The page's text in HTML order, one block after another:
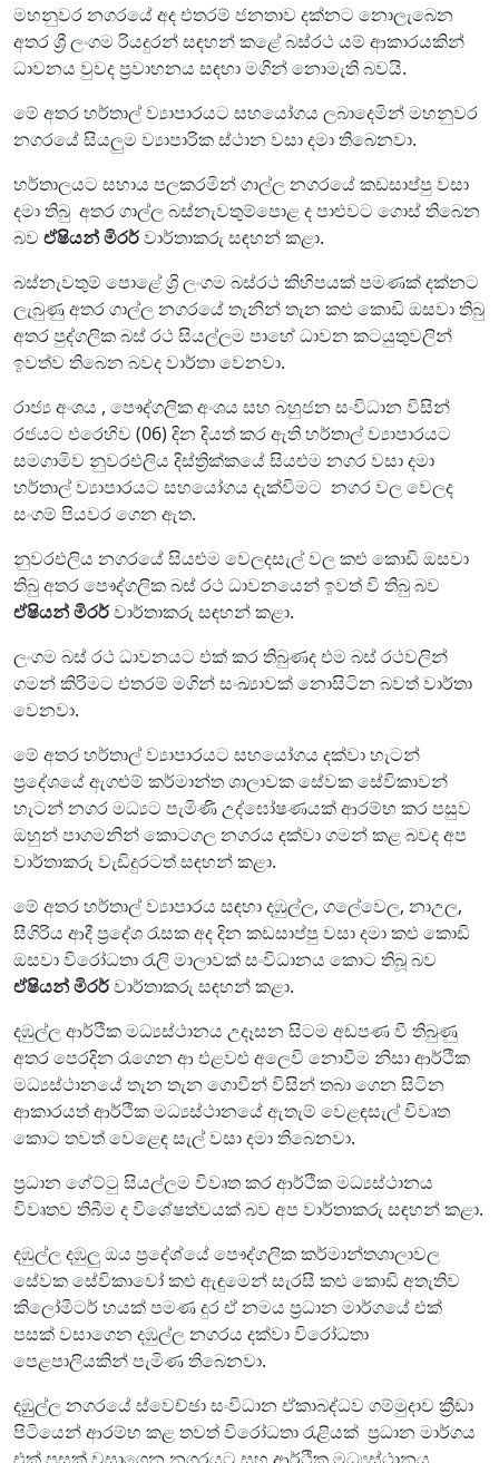
මහනුවර නගරයේ අද එතරම් ජනතාව දක්නට නොලැබෙන
අතර ශ්‍රී ලංගම රියදුරන් සඳහන් කළේ බස්රථ යම් ආකාරයකින්
ධාවනය වුවද ප්‍රවාහනය සඳහා මගින් නොමැති බවයි.
මේ අතර හර්තාල් ව්‍යාපාරයට සහයෝගය ලබාදෙමින් මහනුවර
නගරයේ සියලුම ව්‍යාපාරික ස්ථාන වසා දමා තිබෙනවා.
හර්තාලයට සහාය පලකරමින් ගාල්ල නගරයේ කඩසාප්පු වසා
දමා තිබු අතර ගාල්ල බස්නැවතුම්පොළ ද පාළුවට ගොස් තිබෙන
බව ඒෂියන් මිරර්වාර්තාකරු සඳහන් කළා.
බස්නැවතුම් පොළේ ශ්‍රි ලංගම බස්රථ කිහිපයක් පමණක් දක්නට
ලැබුණු අතර ගාල්ල නගරයේ තැනින් තැන කළු කොඩි ඔසවා තිබු
අතර පුද්ගලික බස් රථ සියල්ලම පාහේ ධාවන කටයුතුවලින්
ඉවත්ව තිබෙන බවද වාර්තා වෙනවා.
රාජ්‍ය අංශය , පෞද්ගලික අංශය සහ බහුජන සංවිධාන විසින්
රජයට එරෙහිව (06) දින දියත් කර ඇති හර්තාල් ව්‍යාපාරයට
සමගාමිව නුවරඑලිය දිස්ත්‍රික්කයේ සියළුම නගර වසා දමා
හර්තාල් ව්‍යාපාරයට සහයෝගය දැක්විමට නගර වල වෙලද
සංගම් පියවර ගෙන ඇත.
නුවරඑලිය නගරයේ සියළුම වෙලදසැල් වල කළු කොඩි ඔසවා
තිබු අතර පෞද්ගලික බස් රථ ධාවනයෙන් ඉවත් වි තිබු බව
ඒෂියන් මිරර්වාර්තාකරු සඳහන් කළා.
ලංගම බස් රථ ධාවනයට එක් කර තිබුණද එම බස් රථවලින්
ගමන් කිරිමට එතරම් මගින් සංඛ්‍යාවක් නොසිටින බවත් වාර්තා
වෙනවා.
මේ අතර හර්තාල් ව්‍යාපාරයට සහයෝගය දක්වා හැටන්
ප්‍රදේශයේ ඇගළුම් කර්මාන්ත ශාලාවක සේවක සේවිකාවන්
හැටන් නගර මධ්‍යට පැමිණි උද්ඝෝෂණයක් ආරම්භ කර පසුව
ඔහුන් පාගමනින් කොටගල නගරය දක්වා ගමන් කළ බවද අප
වාර්තාකරු වැඩිදුරටත් සඳහන් කළා.
මේ අතර හර්තාල් ව්‍යාපාරය සඳහා දඹුල්ල, ගලේවෙල, නාඋල,
සීගිරිය ආදී ප්‍රදේශ රැසක අද දින කඩසාප්පු වසා දමා කළු කොඩි
ඔසවා විරෝධතා රැලි මාලාවක් සංවිධානය කොට තිබූ බව
ඒෂියන් මිරර්වාර්තාකරු සඳහන් කළා.
දඹුල්ල ආර්ථික මධ්‍යස්ථානය උදෑසන සිටම අඩපණ වී තිබුණු
අතර පෙරදින රැගෙන ආ එළවළු අලෙවි නොවීම නිසා ආර්ථික
මධ්‍යස්ථානයේ තැන තැන ගොවීන් විසින් තබා ගෙන සිටින
ආකාරයත් ආර්ථික මධ්‍යස්ථානයේ ඇතැම් වෙළඳසැල් විවෘත
කොට තවත් වෙළෙඳ සැල් වසා දමා තිබෙනවා.
ප්‍රධාන ගේට්ටු සියල්ලම විවෘත කර ආර්ථික මධ්‍යස්ථානය
විවෘතව තිබීම ද විශේෂත්වයක් බව අප වාර්තාකරු සඳහන් කළා.
දඹුල්ල දඹුලු ඔය ප්‍රදේශ්යේ පෞද්ගලික කර්මාන්තශාලාවල
සේවක සේවිකාවෝ කළු ඇඳුමෙන් සැරසී කළු කොඩි අතැතිව
කිලෝමීටර් හයක් පමණ දුර ඒ නමය ප්‍රධාන මාර්ගයේ එක්
පසක් වසාගෙන දඹුල්ල නගරය දක්වා විරෝධතා
පෙළපාලියකින් පැමිණ තිබෙනවා.
දඹුුල්ල නගරයේ ස්වෙච්ඡා සංවිධාන ඒකාබද්ධව ගම්මුදාව ක්‍රීඩා
පිටියෙන් ආරම්භ කළ තවත් විරෝධතා රැළියක් ප්‍රධාන මාර්ගය